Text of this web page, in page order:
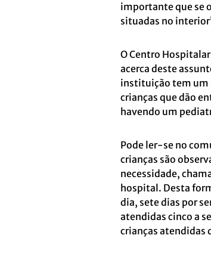
importante que se
situadas no
O Centro
acerca deste
instituição tem um
crianças que dão
havendo um
Pode ler-se no
crianças são
necessidade,
hospital. Desta
dia, sete dias por
atendidas cinco a
crianças atendidas